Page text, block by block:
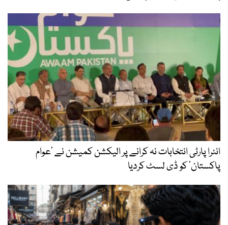
انٹرا پارٹی انتخابات نہ کرانے پر الیکشن کمیشن نے ’عوام
پاکستان‘ کو ڈی لسٹ کردیا